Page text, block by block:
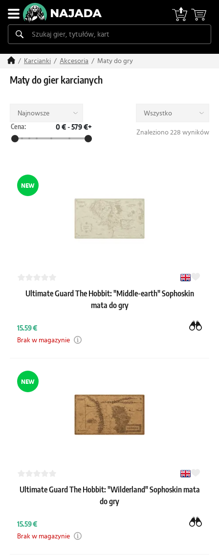
Karcianki Akcesoria Maty do gry
Maty do gier karcianych
Najnowsze
Wszystko
Cena:
0 € - 579 €+
Znaleziono 228 wyników
NEW
Ultimate Guard The Hobbit: "Middle-earth" Sophoskin
mata do gry
15.59 €
Brak w magazynie
NEW
Ultimate Guard The Hobbit: "Wilderland" Sophoskin mata
do gry
15.59 €
Brak w magazynie